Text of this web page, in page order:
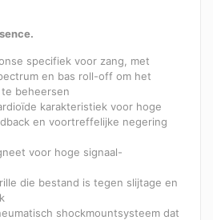
specifiek voor zang, met
en bas roll-off om het
beheersen
karakteristiek voor hoge
en voortreffelijke negering
voor hoge signaal-
die bestand is tegen slijtage en
shockmountsysteem dat